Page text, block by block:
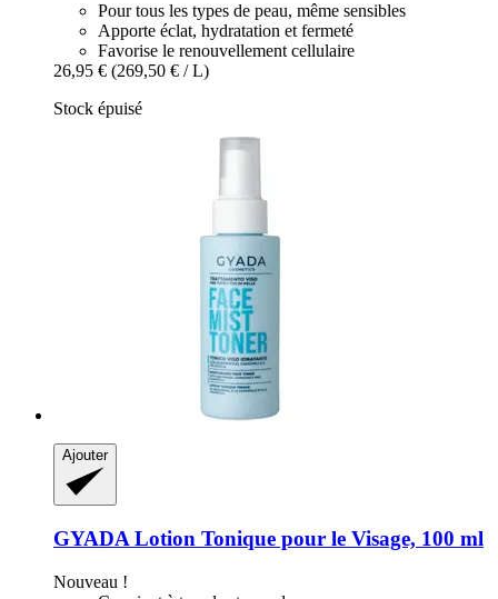
Pour tous les types de peau, même sensibles
Apporte éclat, hydratation et fermeté
Favorise le renouvellement cellulaire
26,95 € (269,50 € / L)
Stock épuisé
Ajouter
GYADA Lotion Tonique pour le Visage, 100 ml
Nouveau !